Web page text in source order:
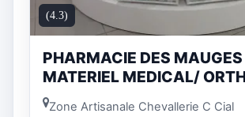
(4.3)
PHARMACIE DES
MATERIEL MEDICAL/
Zone Artisanale Chevallerie C Cial